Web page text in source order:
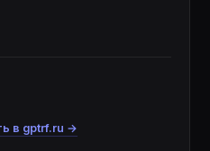
в gptrf.ru →